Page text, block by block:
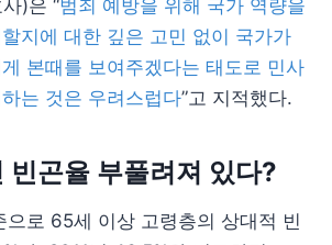
)은 “범죄 예방을 위해 국가 역량을
지에 대한 깊은 고민 없이 국가가
본때를 보여주겠다는 태도로 민사
는 것은 우려스럽다”고 지적했다.
빈곤율 부풀려져 있다?
으로 65세 이상 고령층의 상대적 빈